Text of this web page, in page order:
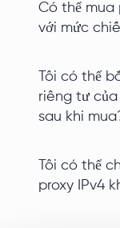
Có thể mua
với mức
Tôi có thể
riêng tư
sau khi
Tôi có thể
proxy IPv4